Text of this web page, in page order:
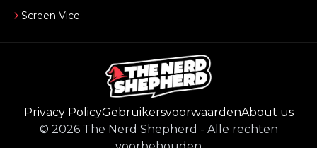
Screen Vice
Privacy PolicyGebruikersvoorwaardenAbout us
© 2026 The Nerd Shepherd - Alle rechten